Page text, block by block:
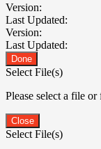
Version:
Last Updated:
Version:
Last Updated:
Done
Select File(s)
Please select a file or
Close
Select File(s)